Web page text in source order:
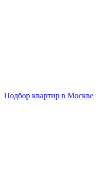
Подбор квартир в Москве